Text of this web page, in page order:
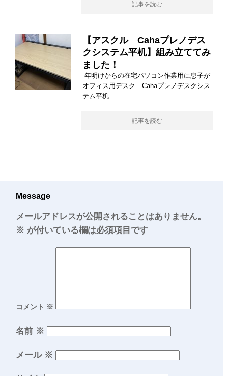
記事を読む
【アスクル Cahaプレノデス
クシステム平机】組み立ててみ
ました！
年明けからの在宅パソコン作業用に息子が
オフィス用デスク Cahaプレノデスクシス
テム平机
記事を読む
Message
メールアドレスが公開されることはありません。
※ が付いている欄は必須項目です
コメント ※
名前 ※
メール ※